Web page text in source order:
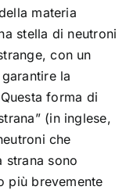
materia
stella di neutroni
con un
la
forma di
(in inglese,
che
sono
più brevemente